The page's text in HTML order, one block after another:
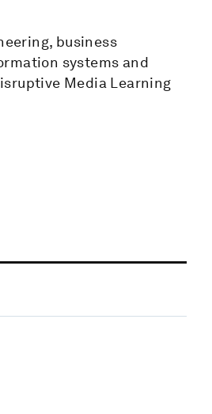
business
systems and
Media Learning